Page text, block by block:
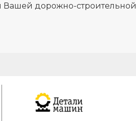
Вашей дорожно-строительной